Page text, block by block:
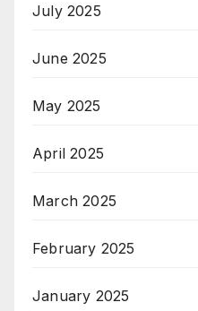
July 2025
June 2025
May 2025
April 2025
March 2025
February 2025
January 2025